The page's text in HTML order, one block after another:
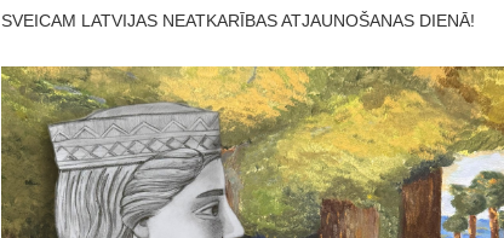
SVEICAM LATVIJAS NEATKARĪBAS ATJAUNOŠANAS DIENĀ!